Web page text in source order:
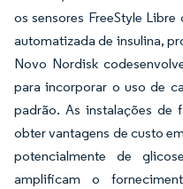
os sensores FreeStyle
automatizada de insulina,
Novo Nordisk
para incorporar o uso de
padrão. As instalações de
obter vantagens de custo
potencialmente de
amplificam o